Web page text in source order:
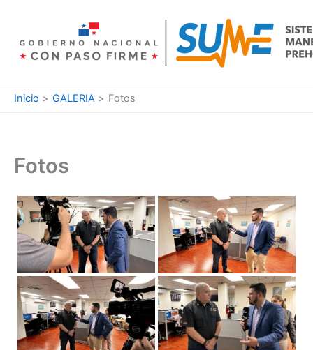
contenido
Inicio GALERIA Fotos
Fotos